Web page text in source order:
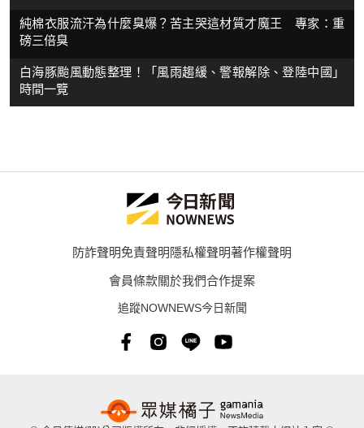
純棉衣服流汗為什麼臭爆？苦主哭這材質才魔王 專家：重
磅三倍臭
白海豚颱風動態整理！「風雨趨緩、警報解除、登陸中國」
時間一覽
防詐聲明免責聲明隱私權聲明著作權聲明
會員條款關於我們合作提案
追蹤NOWNEWS今日新聞